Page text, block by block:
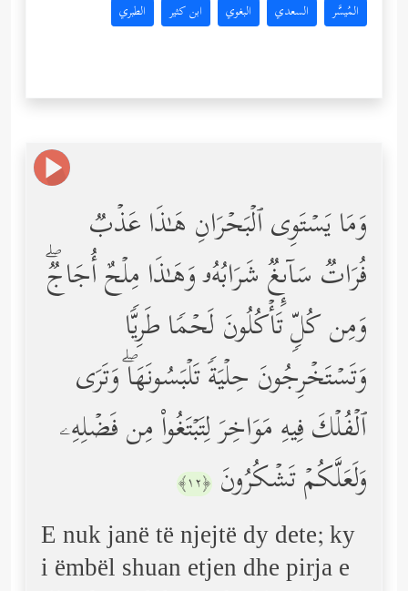
المُيسَّر السعدي البغوي ابن كثير الطبري
وَمَا یَسۡتَوِی ٱلۡبَحۡرَانِ هَـٰذَا عَذۡبࣱ
فُرَاتࣱ سَاۤىِٕغࣱ شَرَابُهُۥ وَهَـٰذَا مِلۡحٌ أُجَاجࣱۖ
وَمِن كُلࣲّ تَأۡكُلُونَ لَحۡمࣰا طَرِیࣰّا
وَتَسۡتَخۡرِجُونَ حِلۡیَةࣰ تَلۡبَسُونَهَاۖ وَتَرَى
ٱلۡفُلۡكَ فِیهِ مَوَاخِرَ لِتَبۡتَغُواْ مِن فَضۡلِهِۦ
وَلَعَلَّكُمۡ تَشۡكُرُونَ ﴿١٢﴾
E nuk janë të njejtë dy dete; ky
i ëmbël shuan etjen dhe pirja e